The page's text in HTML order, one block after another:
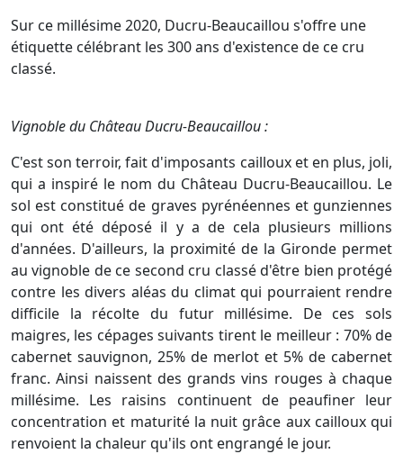
Sur ce millésime 2020, Ducru-Beaucaillou s'offre une
étiquette célébrant les 300 ans d'existence de ce cru
classé.
Vignoble du Château Ducru-Beaucaillou :
C'est son terroir, fait d'imposants cailloux et en plus, joli,
qui a inspiré le nom du Château Ducru-Beaucaillou. Le
sol est constitué de graves pyrénéennes et gunziennes
qui ont été déposé il y a de cela plusieurs millions
d'années. D'ailleurs, la proximité de la Gironde permet
au vignoble de ce second cru classé d'être bien protégé
contre les divers aléas du climat qui pourraient rendre
difficile la récolte du futur millésime. De ces sols
maigres, les cépages suivants tirent le meilleur : 70% de
cabernet sauvignon, 25% de merlot et 5% de cabernet
franc. Ainsi naissent des grands vins rouges à chaque
millésime. Les raisins continuent de peaufiner leur
concentration et maturité la nuit grâce aux cailloux qui
renvoient la chaleur qu'ils ont engrangé le jour.